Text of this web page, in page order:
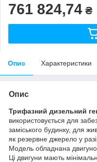
761 824,74 ₴
Опис Характеристики
Опис
Трифазний дизельний
використовується для
заміського будинку, для
як резервне джерело у
Модель обладнана
Ці двигуни мають